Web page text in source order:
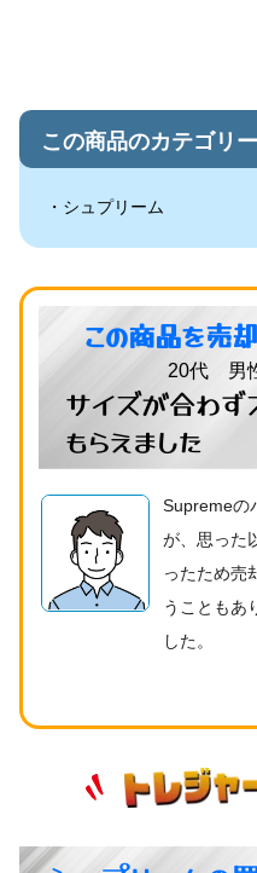
この商品のカテゴリー
シュプリーム
この商品を売
20代 男
サイズが合わず
もらえました
Supremeの
が、思った
ったため売
うこともあ
した。